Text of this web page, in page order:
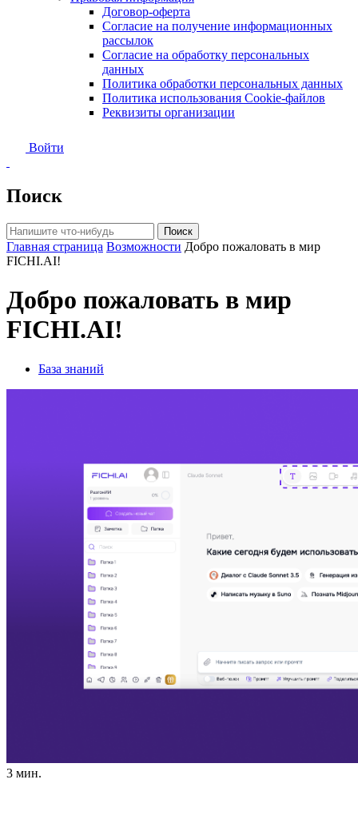
Договор-оферта
Согласие на получение информационных
рассылок
Согласие на обработку персональных
данных
Политика обработки персональных данных
Политика использования Сookie-файлов
Реквизиты организации
Войти
Поиск
Поиск
Главная страница Возможности Добро пожаловать в мир
FICHI.AI!
Добро пожаловать в мир
FICHI.AI!
База знаний
3 мин.